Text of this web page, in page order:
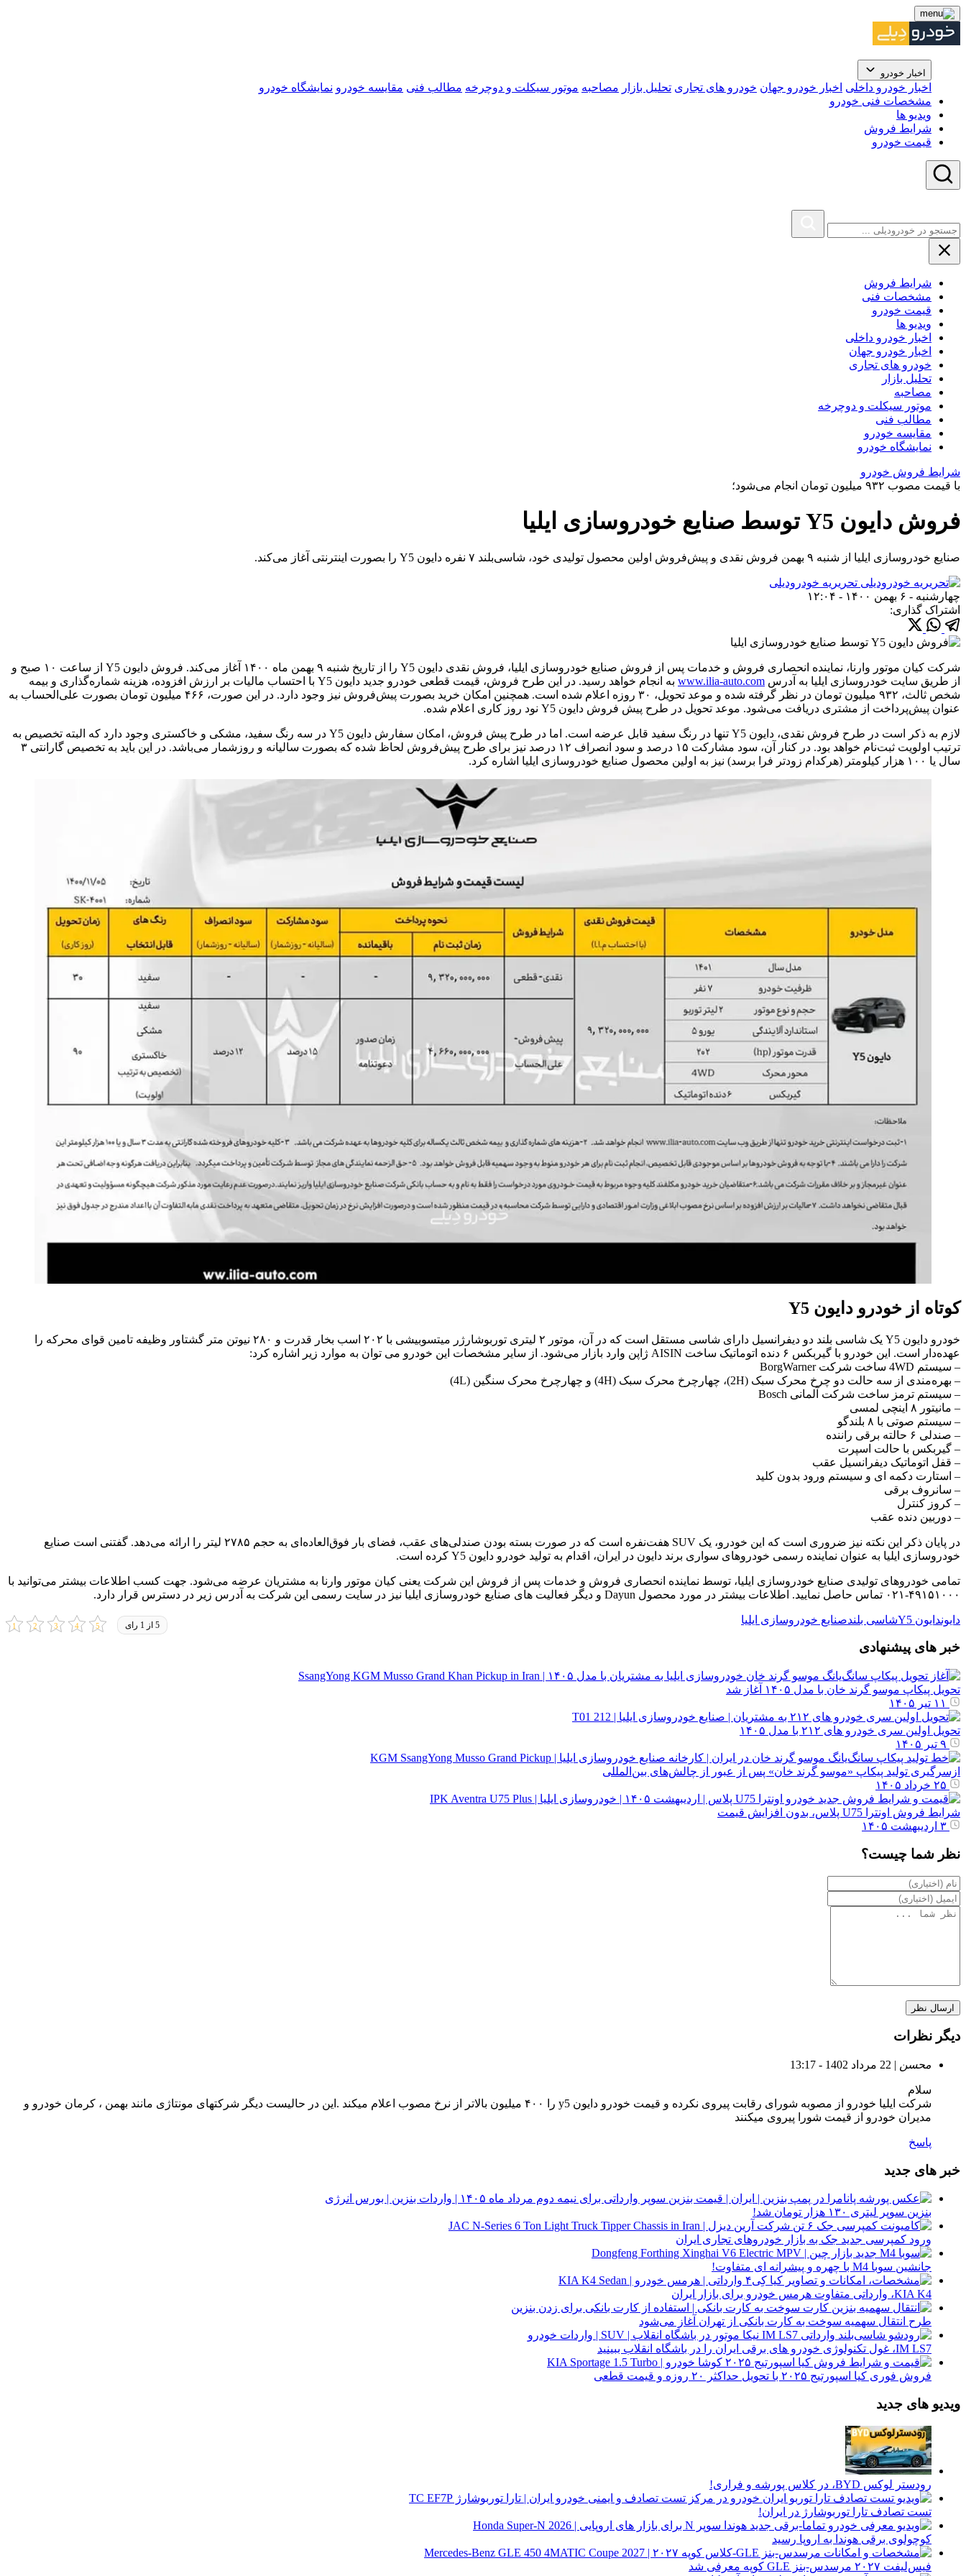
اخبار خودرو
اخبار خودرو داخلی اخبار خودرو جهان خودرو های تجاری تحلیل بازار مصاحبه موتور سیکلت و دوچرخه مطالب فنی مقایسه خودرو نمایشگاه خودرو
مشخصات فنی خودرو
ویدیو ها
شرایط فروش
قیمت خودرو
شرایط فروش
مشخصات فنی
قیمت خودرو
ویدیو ها
اخبار خودرو داخلی
اخبار خودرو جهان
خودرو های تجاری
تحلیل بازار
مصاحبه
موتور سیکلت و دوچرخه
مطالب فنی
مقایسه خودرو
نمایشگاه خودرو
شرایط فروش خودرو
با قیمت مصوب ۹۳۲ میلیون تومان انجام می‌شود؛
فروش دایون Y5 توسط صنایع خودروسازی ایلیا
صنایع خودروسازی ایلیا از شنبه ۹ بهمن فروش نقدی و پیش‌فروش اولین محصول تولیدی خود، شاسی‌بلند ۷ نفره دایون Y5 را بصورت اینترنتی آغاز می‌کند.
تحریریه خودرودیلی
چهارشنبه - ۶ بهمن ۱۴۰۰ - ۱۲:۰۴
اشتراک گذاری:
شرکت کیان موتور وارنا، نماینده انحصاری فروش و خدمات پس از فروش صنایع خودروسازی ایلیا، فروش نقدی دایون Y5 را از تاریخ شنبه ۹ بهمن ‌ماه ۱۴۰۰ آغاز می‌کند. فروش دایون Y5 از ساعت ۱۰ صبح و
از طریق سایت خودروسازی ایلیا به آدرس www.ilia-auto.com
به انجام خواهد رسید. در این طرح فروش، قیمت قطعی خودرو جدید دایون Y5 با احتساب مالیات بر ارزش افزوده، هزینه شماره‌گذاری و بیمه
شخص ثالث، ۹۳۲ میلیون تومان در نظر گرفته شده و موعد تحویل، ۳۰ روزه اعلام شده است. همچنین امکان خرید بصورت پیش‌فروش نیز وجود دارد. در این صورت، ۴۶۶ میلیون تومان بصورت علی‌الحساب به
عنوان پیش‌پرداخت از مشتری دریافت می‌شود. موعد تحویل در طرح پیش فروش دایون Y5 نود روز کاری اعلام شده.
لازم به ذکر است در طرح فروش نقدی، دایون Y5 تنها در رنگ سفید قابل عرضه است. اما در طرح پیش فروش، امکان سفارش دایون Y5 در سه رنگ سفید، مشکی و خاکستری وجود دارد که البته تخصیص به
ترتیب اولویت ثبت‌نام خواهد بود. در کنار آن، سود مشارکت ۱۵ درصد و سود انصراف ۱۲ درصد نیز برای طرح پیش‌فروش لحاظ شده که بصورت سالیانه و روزشمار می‌باشد. در این باید به تخصیص گارانتی ۳
سال یا ۱۰۰ هزار کیلومتر (هرکدام زودتر فرا برسد) نیز به اولین محصول صنایع خودروسازی ایلیا اشاره کرد.
کوتاه از خودرو دایون Y5
خودرو دایون Y5 یک شاسی بلند دو دیفرانسیل دارای شاسی مستقل است که در آن، موتور ٢ لیتری توربوشارژر میتسوبیشی با ۲۰۲ اسب بخار قدرت و ۲۸۰ نیوتن متر گشتاور وظیفه تامین قوای محرکه را
عهده‌دار است. این خودرو با گیربکس ۶ دنده اتوماتیک ساخت AISIN ژاپن وارد بازار می‌شود. از سایر مشخصات این خودرو می توان به موارد زیر اشاره کرد:
– سیستم 4WD ساخت شرکت BorgWarner
– بهره‌مندی از سه حالت دو چرخ محرک سبک (2H)، چهارچرخ محرک سبک (4H) و چهارچرخ محرک سنگین (4L)
– سیستم ترمز ساخت شرکت آلمانی Bosch
– مانیتور ۸ اینچی لمسی
– سیستم صوتی با ۸ بلندگو
– صندلی ۶ حالته برقی راننده
– گیربکس با حالت‌ اسپرت
– قفل اتوماتیک دیفرانسیل عقب
– استارت دکمه ای و سیستم ورود بدون کلید
– سانروف برقی
– کروز کنترل
– دوربین دنده عقب
در پایان ذکر این نکته نیز ضروری است که این خودرو، یک SUV هفت‌نفره است که در صورت بسته بودن صندلی‌های عقب، فضای بار فوق‌العاده‌ای به حجم ۲۷۸۵ لیتر را ارائه می‌دهد. گفتنی است صنایع
خودروسازی ایلیا به عنوان نماینده رسمی خودروهای سواری برند دایون در ایران، اقدام به تولید خودرو دایون Y5 کرده است.
تمامی خودروهای تولیدی صنایع خودروسازی ایلیا، توسط نماینده انحصاری فروش و خدمات پس از فروش این شرکت یعنی کیان موتور وارنا به مشتریان عرضه می‌شود. جهت کسب اطلاعات بیشتر می‌توانید با
۴۹۱۵۱۰۰۰-۰۲۱ تماس حاصل نمایید. اطلاعات بیشتر در مورد محصول Dayun و دیگر فعالیت های صنایع خودروسازی ایلیا نیز در سایت رسمی این شرکت به آدرس زیر در دسترس قرار دارد.
5 از 1 رای دایوندایون Y5 شاسی بلندصنایع خودروسازی ایلیا
خبر های پیشنهادی
تحویل پیکاپ موسو گرند خان با مدل ۱۴۰۵ آغاز شد
تحویل اولین سری خودرو های ۲۱۲ با مدل ۱۴۰۵
ازسرگیری تولید پیکاپ «موسو گرند خان» پس از عبور از چالش‌های بین‌المللی
شرایط فروش اونترا U75 پلاس، بدون افزایش قیمت
نظر شما چیست؟
دیگر نظرات
محسن | 22 مرداد 1402 - 13:17
سلام
شرکت ایلیا خودرو از مصوبه شورای رقابت پیروی نکرده و قیمت خودرو دایون y5 را ۴۰۰ میلیون بالاتر از نرخ مصوب اعلام میکند .این در حالیست دیگر شرکتهای مونتاژی مانند بهمن ، کرمان خودرو و
مدیران خودرو از قیمت شورا پیروی میکنند
پاسخ
خبر های جدید
بنزین سوپر لیتری ۱۳۰ هزار تومان شد!
ورود کمپرسی جدید جک به بازار خودروهای تجاری ایران
جانشین سوبا M4 با چهره و پیشرانه ای متفاوت!
KIA K4، وارداتی متفاوت هرمس خودرو برای بازار ایران
طرح انتقال سهمیه سوخت به کارت بانکی از تهران آغاز می‌شود
IM LS7، غول تکنولوژی خودرو های برقی ایران را در باشگاه انقلاب ببینید
فروش فوری کیا اسپورتیج ۲۰۲۵ با تحویل حداکثر ۲۰ روزه و قیمت قطعی
ویدیو های جدید
رودستر لوکس BYD، در کلاس پورشه و فراری!
تست تصادف تارا توربوشارژ در ایران!
کوچولوی برقی هوندا به اروپا رسید
فیس‌لیفت ۲۰۲۷ مرسدس-بنز GLE کوپه معرفی شد